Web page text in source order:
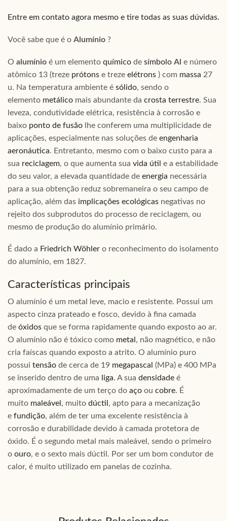
Entre em contato agora mesmo e tire todas as suas dúvidas.
Você sabe que é o Alumínio ?
O alumínio é um elemento químico de símbolo Al e número
atômico 13 (treze prótons e treze elétrons ) com massa 27
u. Na temperatura ambiente é sólido, sendo o
elemento metálico mais abundante da crosta terrestre. Sua
leveza, condutividade elétrica, resistência à corrosão e
baixo ponto de fusão lhe conferem uma multiplicidade de
aplicações, especialmente nas soluções de engenharia
aeronáutica. Entretanto, mesmo com o baixo custo para a
sua reciclagem, o que aumenta sua vida útil e a estabilidade
do seu valor, a elevada quantidade de energia necessária
para a sua obtenção reduz sobremaneira o seu campo de
aplicação, além das implicações ecológicas negativas no
rejeito dos subprodutos do processo de reciclagem, ou
mesmo de produção do alumínio primário.
É dado a Friedrich Wöhler o reconhecimento do isolamento
do alumínio, em 1827.
Características principais
O alumínio é um metal leve, macio e resistente. Possui um
aspecto cinza prateado e fosco, devido à fina camada
de óxidos que se forma rapidamente quando exposto ao ar.
O alumínio não é tóxico como metal , não magnético, e não
cria faíscas quando exposto a atrito. O alumínio puro
possui tensão de cerca de 19 megapascal (MPa) e 400 MPa
se inserido dentro de uma
liga. A sua densidade é
aproximadamente de um terço do aço ou cobre. É
muito maleável , muito dúctil , apto para a mecanização
e fundição, além de ter uma excelente resistência à
corrosão e durabilidade devido à camada protetora de
óxido. É o segundo metal mais maleável, sendo o primeiro
o ouro, e o sexto mais dúctil. Por ser um bom condutor de
calor, é muito utilizado em panelas de cozinha.